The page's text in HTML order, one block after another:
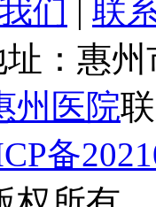
们 | 联
址：惠
州医院
备